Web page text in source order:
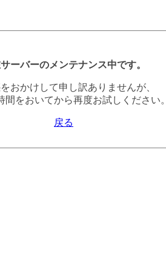
ーバーのメンテナンス中です。
おかけして申し訳ありませんが、
間をおいてから再度お試しください。
戻る